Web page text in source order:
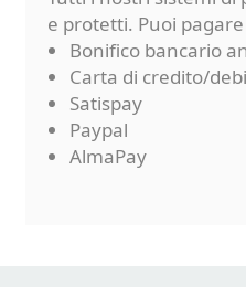
e protetti. Puoi
Bonifico bancario
Carta di credito/
Satispay
Paypal
AlmaPay